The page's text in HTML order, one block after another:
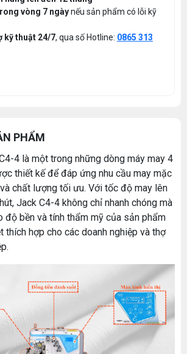
vòng 7 ngàynếu sản phẩm có lỗi kỹ
kỹ thuật 24/7, qua số Hotline: 0865 313
PHẨM
4 là một trong những dòng máy may 4
thiết kế để đáp ứng nhu cầu may mặc
chất lượng tối ưu. Với tốc độ may lên
Jack C4-4 không chỉ nhanh chóng mà
độ bền và tính thẩm mỹ của sản phẩm
thích hợp cho các doanh nghiệp và thợ